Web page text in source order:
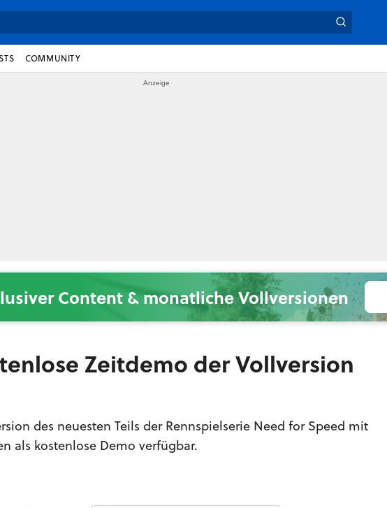
COMMUNITY
Content & monatliche Vollversionen
Zeitdemo der Vollversion
des neuesten Teils der Rennspielserie Need for Speed mit
als kostenlose Demo verfügbar.